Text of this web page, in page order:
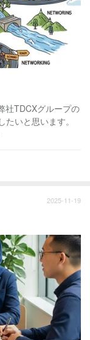
社TDCXグループの
いと思います。
2025-11-19